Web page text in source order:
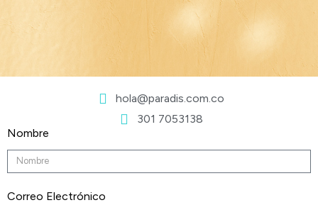
hola@paradis.com.co
301 7053138
Nombre
Correo Electrónico